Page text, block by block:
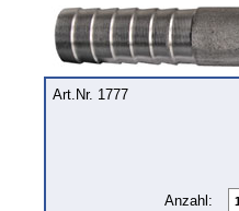
Art.Nr. 1777
Anzahl: